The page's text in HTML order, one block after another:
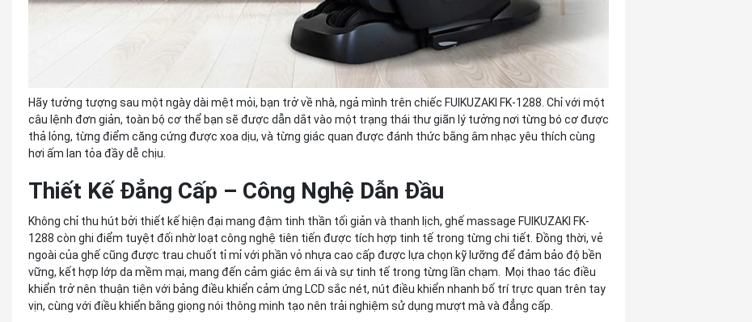
Hãy tưởng tượng sau một ngày dài mệt mỏi, bạn trở về nhà, ngả mình trên chiếc FUIKUZAKI FK-1288. Chỉ với một
câu lệnh đơn giản, toàn bộ cơ thể bạn sẽ được dẫn dắt vào một trạng thái thư giãn lý tưởng nơi từng bó cơ được
thả lỏng, từng điểm căng cứng được xoa dịu, và từng giác quan được đánh thức bằng âm nhạc yêu thích cùng
hơi ấm lan tỏa đầy dễ chịu.
Thiết Kế Đẳng Cấp – Công Nghệ Dẫn Đầu
Không chỉ thu hút bởi thiết kế hiện đại mang đậm tinh thần tối giản và thanh lịch, ghế massage FUIKUZAKI FK-
1288 còn ghi điểm tuyệt đối nhờ loạt công nghệ tiên tiến được tích hợp tinh tế trong từng chi tiết. Đồng thời, vẻ
ngoài của ghế cũng được trau chuốt tỉ mỉ với phần vỏ nhựa cao cấp được lựa chọn kỹ lưỡng để đảm bảo độ bền
vững, kết hợp lớp da mềm mại, mang đến cảm giác êm ái và sự tinh tế trong từng lần chạm. Mọi thao tác điều
khiển trở nên thuận tiện với bảng điều khiển cảm ứng LCD sắc nét, nút điều khiển nhanh bố trí trực quan trên tay
vịn, cùng với điều khiển bằng giọng nói thông minh tạo nên trải nghiệm sử dụng mượt mà và đẳng cấp.